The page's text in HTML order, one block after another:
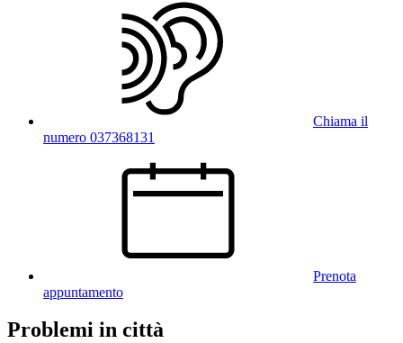
Chiama il
numero 037368131
Prenota
appuntamento
Problemi in città